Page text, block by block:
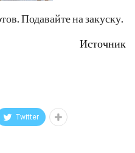
Подавайте на закуску.
Источник
Twitter